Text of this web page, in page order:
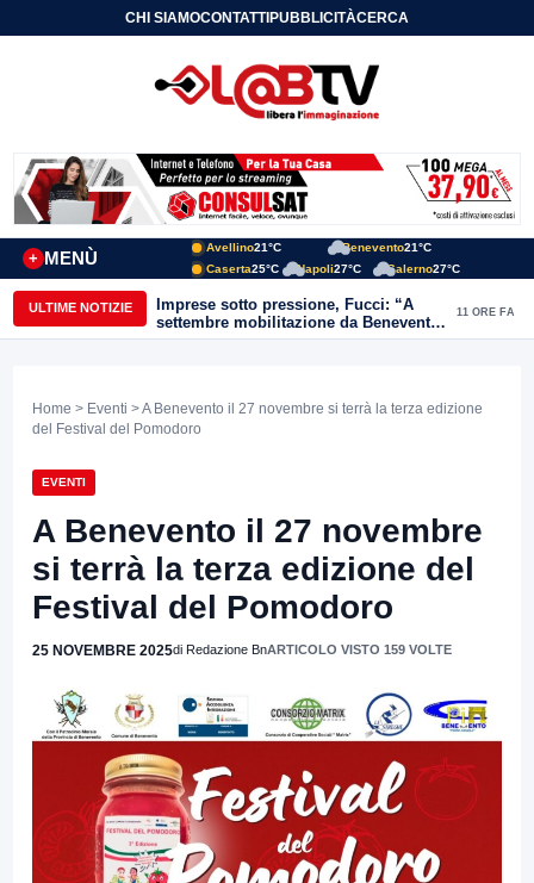
CHI SIAMOCONTATTIPUBBLICITÀCERCA
MENÙ
+
Avellino21°C Benevento21°C
Caserta25°C Napoli27°C Salerno27°C
ULTIME NOTIZIE
Imprese sotto pressione, Fucci: “A
settembre mobilitazione da Benevento
e Avellino”
11 ORE FA
Home > Eventi > A Benevento il 27 novembre si terrà la terza edizione
del Festival del Pomodoro
EVENTI
A Benevento il 27 novembre
si terrà la terza edizione del
Festival del Pomodoro
25 NOVEMBRE 2025di Redazione BnARTICOLO VISTO 159 VOLTE